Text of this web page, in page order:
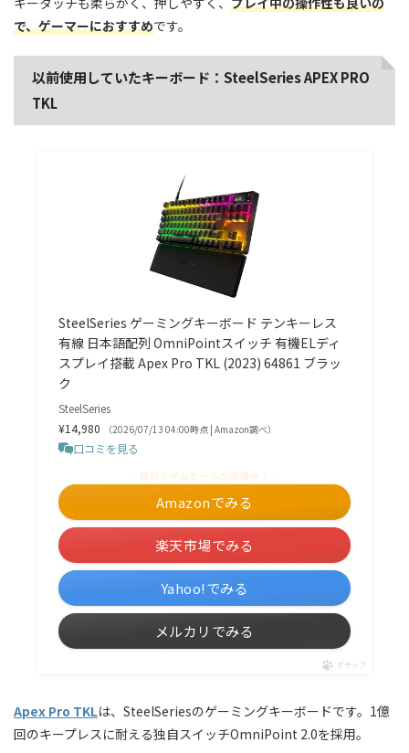
で、ゲーマーにおすすめです。
以前使用していたキーボード：SteelSeries APEX PRO
TKL
SteelSeries ゲーミングキーボード テンキーレス
有線 日本語配列 OmniPointスイッチ 有機ELディ
スプレイ搭載 Apex Pro TKL (2023) 64861 ブラッ
ク
SteelSeries
¥14,980
（2026/07/13 04:00時点 | Amazon調べ）
口コミを見る
＼毎日タイムセールが開催中！／
Amazonでみる
楽天市場でみる
Yahoo!でみる
メルカリでみる
ポチップ
Apex Pro TKLは、SteelSeriesのゲーミングキーボードです。1億
回のキープレスに耐える独自スイッチOmniPoint 2.0を採用。